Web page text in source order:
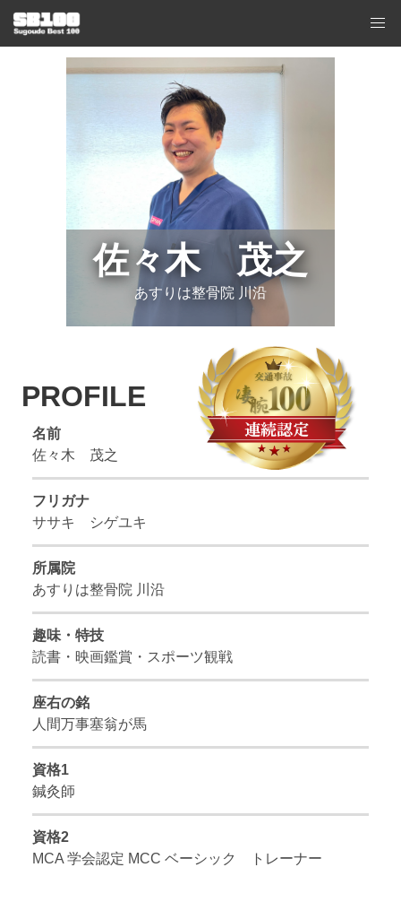
佐々木 茂之
あすりは整骨院 川沿
PROFILE
名前
佐々木 茂之
フリガナ
ササキ シゲユキ
所属院
あすりは整骨院 川沿
趣味・特技
読書・映画鑑賞・スポーツ観戦
座右の銘
人間万事塞翁が馬
資格1
鍼灸師
資格2
MCA 学会認定 MCC ベーシック トレーナー